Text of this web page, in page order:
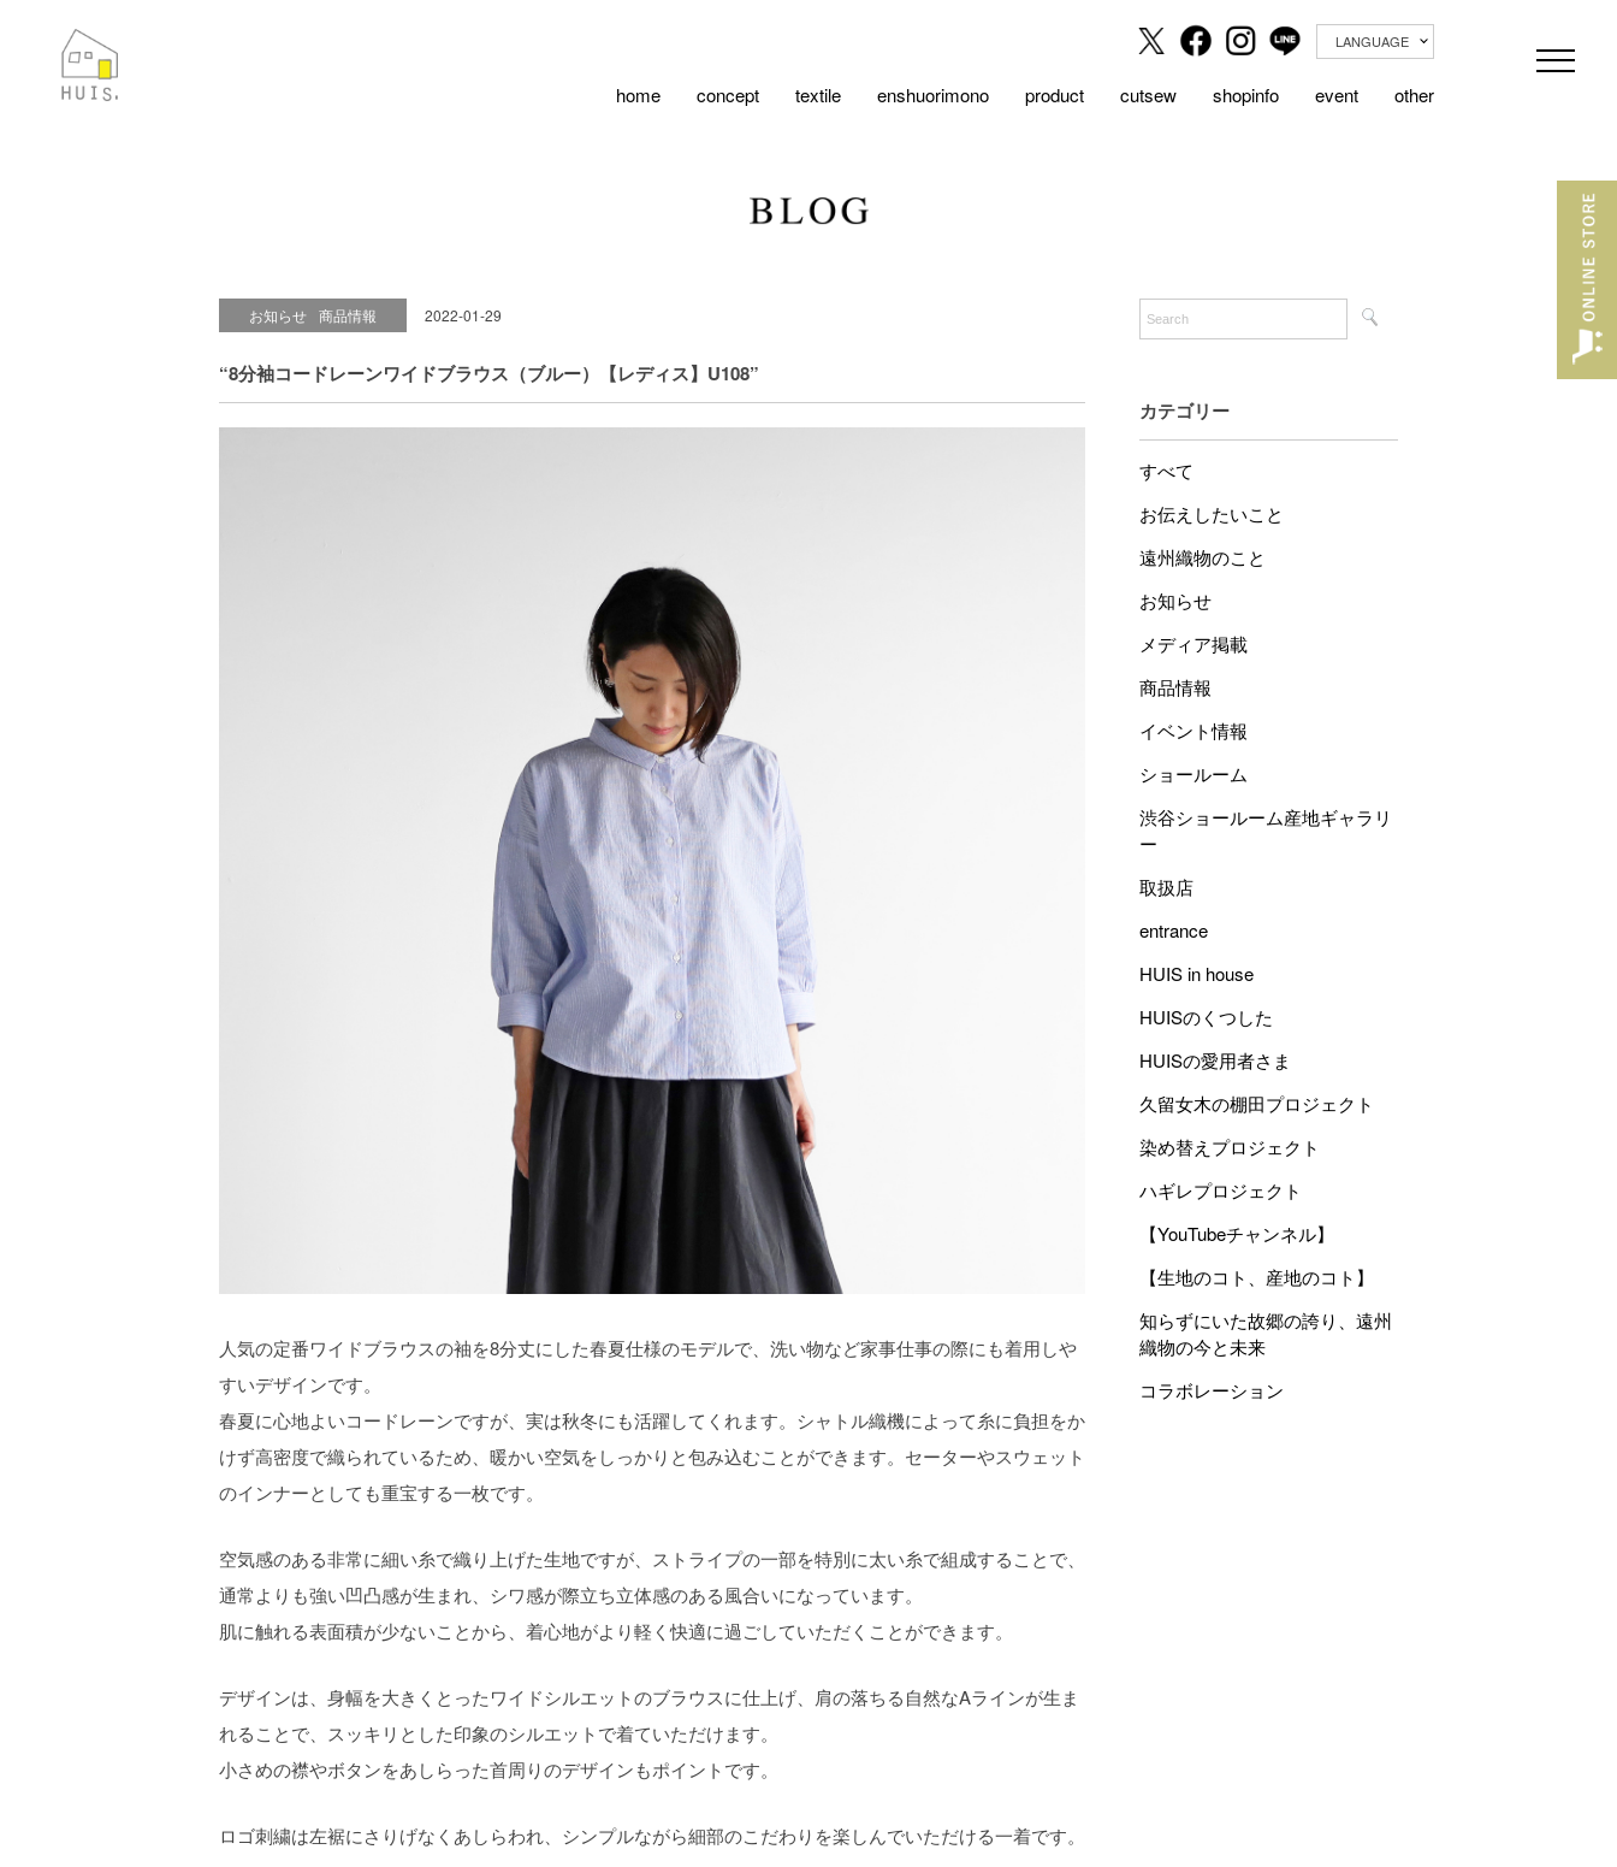
LANGUAGE
home concept textile enshuorimono product cutsew shopinfo event other
お知らせ 商品情報 2022-01-29
“8分袖コードレーンワイドブラウス（ブルー）【レディス】U108”
人気の定番ワイドブラウスの袖を8分丈にした春夏仕様のモデルで、洗い物など家事仕事の際にも着用しや
すいデザインです。
春夏に心地よいコードレーンですが、実は秋冬にも活躍してくれます。シャトル織機によって糸に負担をか
けず高密度で織られているため、暖かい空気をしっかりと包み込むことができます。セーターやスウェット
のインナーとしても重宝する一枚です。
空気感のある非常に細い糸で織り上げた生地ですが、ストライプの一部を特別に太い糸で組成することで、
通常よりも強い凹凸感が生まれ、シワ感が際立ち立体感のある風合いになっています。
肌に触れる表面積が少ないことから、着心地がより軽く快適に過ごしていただくことができます。
デザインは、身幅を大きくとったワイドシルエットのブラウスに仕上げ、肩の落ちる自然なAラインが生ま
れることで、スッキリとした印象のシルエットで着ていただけます。
小さめの襟やボタンをあしらった首周りのデザインもポイントです。
ロゴ刺繍は左裾にさりげなくあしらわれ、シンプルながら細部のこだわりを楽しんでいただける一着です。
カテゴリー
すべて
お伝えしたいこと
遠州織物のこと
お知らせ
メディア掲載
商品情報
イベント情報
ショールーム
渋谷ショールーム産地ギャラリ
ー
取扱店
entrance
HUIS in house
HUISのくつした
HUISの愛用者さま
久留女木の棚田プロジェクト
染め替えプロジェクト
ハギレプロジェクト
【YouTubeチャンネル】
【生地のコト、産地のコト】
知らずにいた故郷の誇り、遠州
織物の今と未来
コラボレーション